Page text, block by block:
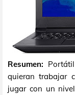
Resumen:
quieran trabajar
jugar con un